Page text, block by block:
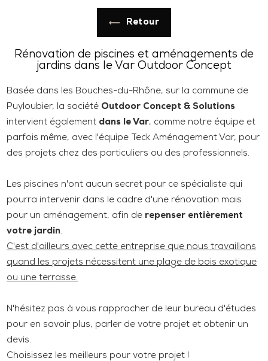
Retour
Rénovation de piscines et aménagements de
jardins dans le Var Outdoor Concept
Basée dans les Bouches-du-Rhône, sur la commune de
Puyloubier, la société Outdoor Concept & Solutions
intervient également dans le Var, comme notre équipe et
parfois même, avec l'équipe Teck Aménagement Var, pour
des projets chez des particuliers ou des professionnels.
Les piscines n'ont aucun secret pour ce spécialiste qui
pourra intervenir dans le cadre d'une rénovation mais
pour un aménagement, afin de repenser entièrement
votre jardin.
C'est d'ailleurs avec cette entreprise que nous travaillons
quand les projets nécessitent une plage de bois exotique
ou une terrasse.
N'hésitez pas à vous rapprocher de leur bureau d'études
pour en savoir plus, parler de votre projet et obtenir un
devis.
Choisissez les meilleurs pour votre projet !